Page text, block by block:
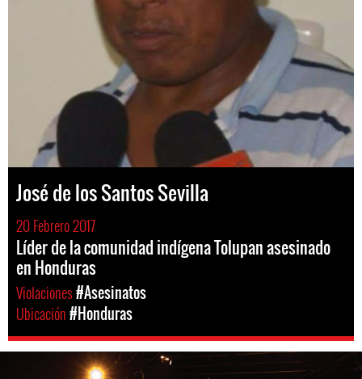
José de los Santos Sevilla
20 Febrero 2017
Líder de la comunidad indígena Tolupan asesinado
en Honduras
Violaciones#Asesinatos
Ubicación#Honduras